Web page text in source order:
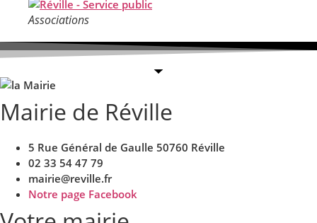
Associations
Mairie de Réville
5 Rue Général de Gaulle 50760 Réville
02 33 54 47 79
mairie@reville.fr
Notre page Facebook